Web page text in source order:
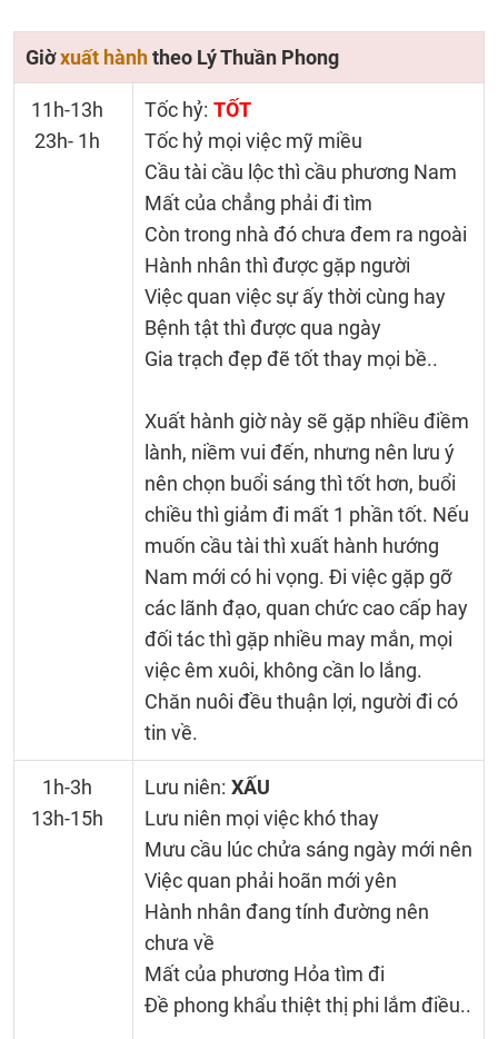
Giờxuất hànhtheo Lý Thuần Phong
11h-13h
23h- 1h
Tốc hỷ: TỐT
Tốc hỷ mọi việc mỹ miều
Cầu tài cầu lộc thì cầu phương Nam
Mất của chẳng phải đi tìm
Còn trong nhà đó chưa đem ra ngoài
Hành nhân thì được gặp người
Việc quan việc sự ấy thời cùng hay
Bệnh tật thì được qua ngày
Gia trạch đẹp đẽ tốt thay mọi bề..
Xuất hành giờ này sẽ gặp nhiều điềm
lành, niềm vui đến, nhưng nên lưu ý
nên chọn buổi sáng thì tốt hơn, buổi
chiều thì giảm đi mất 1 phần tốt. Nếu
muốn cầu tài thì xuất hành hướng
Nam mới có hi vọng. Đi việc gặp gỡ
các lãnh đạo, quan chức cao cấp hay
đối tác thì gặp nhiều may mắn, mọi
việc êm xuôi, không cần lo lắng.
Chăn nuôi đều thuận lợi, người đi có
tin về.
1h-3h
13h-15h
Lưu niên: XẤU
Lưu niên mọi việc khó thay
Mưu cầu lúc chửa sáng ngày mới nên
Việc quan phải hoãn mới yên
Hành nhân đang tính đường nên
chưa về
Mất của phương Hỏa tìm đi
Đề phong khẩu thiệt thị phi lắm điều..